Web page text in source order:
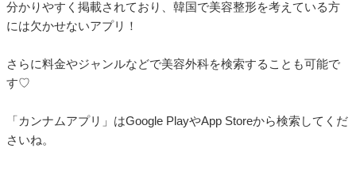
分かりやすく掲載されており、韓国で美容整形を考えている方
には欠かせないアプリ！
さらに料金やジャンルなどで美容外科を検索することも可能で
す♡
「カンナムアプリ」はGoogle PlayやApp Storeから検索してくだ
さいね。